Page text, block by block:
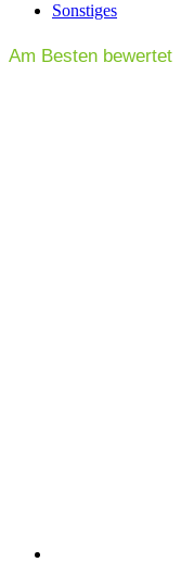
Sonstiges
Am Besten bewertet